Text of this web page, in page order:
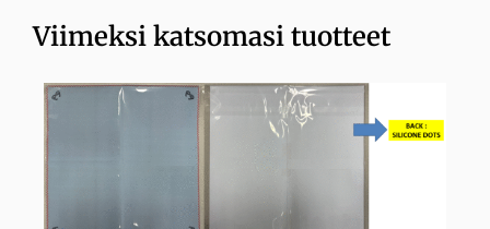
Viimeksi katsomasi tuotteet